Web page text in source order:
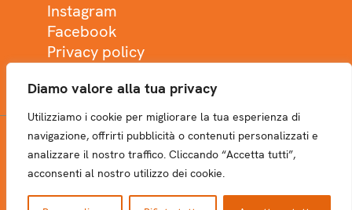
Diamo valore alla tua privacy
Utilizziamo i cookie per migliorare la tua esperienza di
navigazione, offrirti pubblicità o contenuti personalizzati e
analizzare il nostro traffico. Cliccando “Accetta tutti”,
acconsenti al nostro utilizzo dei cookie.
Instagram
Facebook
Privacy policy
NEWSLETTER